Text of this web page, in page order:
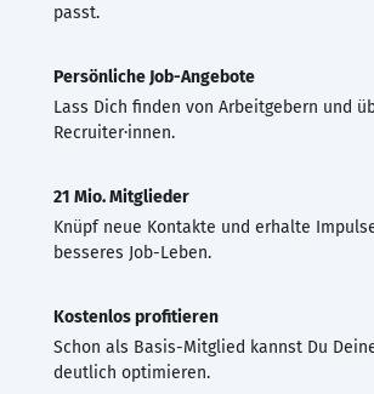
passt.
Persönliche Job-Angebote
Lass Dich finden von Arbeitgebern und
Recruiter·innen.
21 Mio. Mitglieder
Knüpf neue Kontakte und erhalte
besseres Job-Leben.
Kostenlos profitieren
Schon als Basis-Mitglied kannst Du
deutlich optimieren.